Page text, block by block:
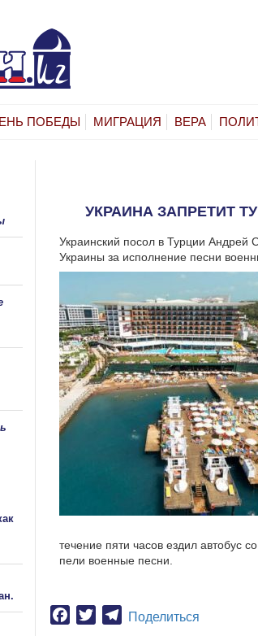
ПОБЕДЫ МИГРАЦИЯ ВЕРА
УКРАИНА ЗАПРЕТИТ
Украинский посол в Турции Андрей
Украины за исполнение песни
течение пяти часов ездил автобус
пели военные песни.
Facebook
TwitterTelegram
Поделиться